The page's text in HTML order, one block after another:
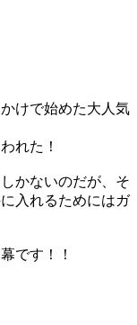
けで始めた大人気
れた！
かないのだが、そ
入れるためにはガ
です！！